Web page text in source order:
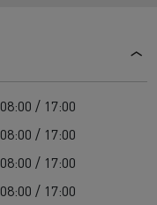
Toimitusta varten
08:00 / 17:00
08:00 / 17:00
08:00 / 17:00
08:00 / 17:00